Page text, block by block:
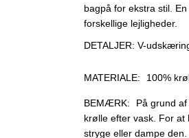
bagpå for ekstra stil.
forskellige lejligheder.
DETALJER: V-
MATERIALE: 100%
BEMÆRK:
På grund
krølle efter vask. For at
stryge eller dampe den.